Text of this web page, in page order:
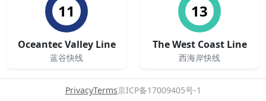
11
Oceantec Valley Line
蓝谷快线
13
The West Coast Line
西海岸快线
PrivacyTerms京ICP备17009405号-1